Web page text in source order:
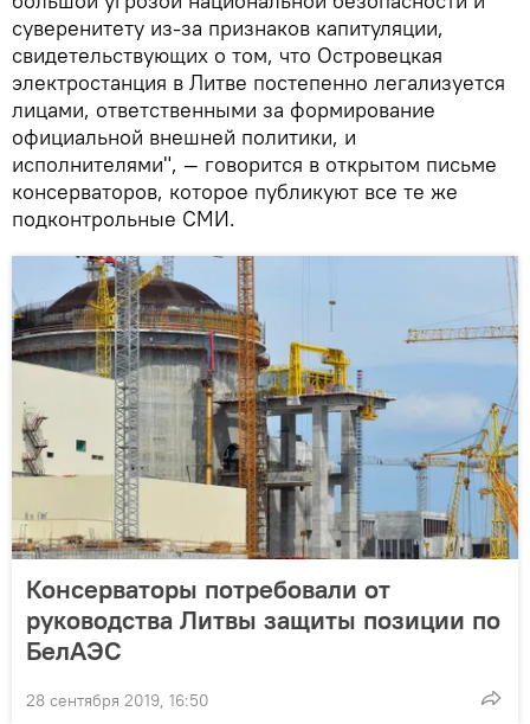
суверенитету из-за признаков капитуляции,
свидетельствующих о том, что Островецкая
электростанция в Литве постепенно легализуется
лицами, ответственными за формирование
официальной внешней политики, и
исполнителями", — говорится в открытом письме
консерваторов, которое публикуют все те же
подконтрольные СМИ.
Консерваторы потребовали от
руководства Литвы защиты позиции по
БелАЭС
28 сентября 2019, 16:50